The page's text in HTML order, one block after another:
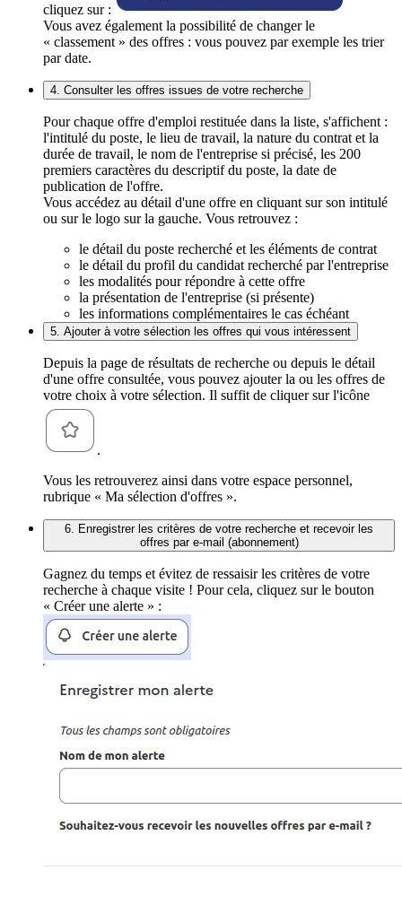
cliquez sur :
Vous avez également la possibilité de changer le
« classement » des offres : vous pouvez par exemple les trier
par date.
4. Consulter les offres issues de votre recherche
Pour chaque offre d'emploi restituée dans la liste, s'affichent :
l'intitulé du poste, le lieu de travail, la nature du contrat et la
durée de travail, le nom de l'entreprise si précisé, les 200
premiers caractères du descriptif du poste, la date de
publication de l'offre.
Vous accédez au détail d'une offre en cliquant sur son intitulé
ou sur le logo sur la gauche. Vous retrouvez :
le détail du poste recherché et les éléments de contrat
le détail du profil du candidat recherché par l'entreprise
les modalités pour répondre à cette offre
la présentation de l'entreprise (si présente)
les informations complémentaires le cas échéant
5. Ajouter à votre sélection les offres qui vous intéressent
Depuis la page de résultats de recherche ou depuis le détail
d'une offre consultée, vous pouvez ajouter la ou les offres de
votre choix à votre sélection. Il suffit de cliquer sur l'icône
.
Vous les retrouverez ainsi dans votre espace personnel,
rubrique « Ma sélection d'offres ».
6. Enregistrer les critères de votre recherche et recevoir les
offres par e-mail (abonnement)
Gagnez du temps et évitez de ressaisir les critères de votre
recherche à chaque visite ! Pour cela, cliquez sur le bouton
« Créer une alerte » :